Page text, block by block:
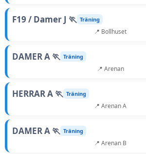
F19 / Damer J 🏃 Träning
📍 Bollhuset
DAMER A 🏃 Träning
📍 Arenan
HERRAR A 🏃 Träning
📍 Arenan A
DAMER A 🏃 Träning
📍 Arenan B